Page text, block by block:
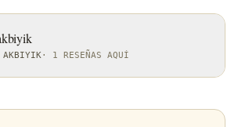
AKBIYIK · 1 RESEÑAS AQUÍ